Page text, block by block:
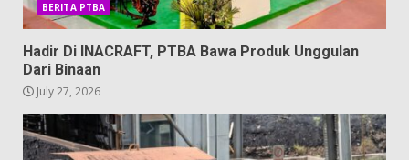
BERITA PTBA
Hadir Di INACRAFT, PTBA Bawa Produk Unggulan
Dari Binaan
July 27, 2026